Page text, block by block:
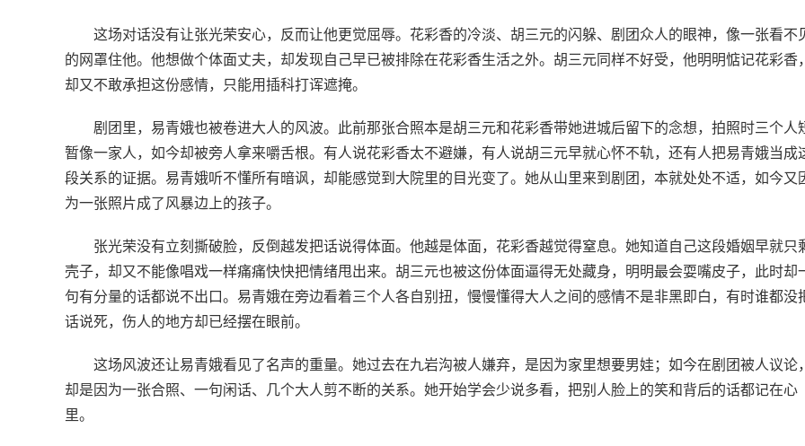
这场对话没有让张光荣安心，反而让他更觉屈辱。花彩香的冷淡、胡三元的闪躲、剧团众人的眼神，像一张看不
的网罩住他。他想做个体面丈夫，却发现自己早已被排除在花彩香生活之外。胡三元同样不好受，他明明惦记花彩香
却又不敢承担这份感情，只能用插科打诨遮掩。
剧团里，易青娥也被卷进大人的风波。此前那张合照本是胡三元和花彩香带她进城后留下的念想，拍照时三个人
暂像一家人，如今却被旁人拿来嚼舌根。有人说花彩香太不避嫌，有人说胡三元早就心怀不轨，还有人把易青娥当成
段关系的证据。易青娥听不懂所有暗讽，却能感觉到大院里的目光变了。她从山里来到剧团，本就处处不适，如今又
为一张照片成了风暴边上的孩子。
张光荣没有立刻撕破脸，反倒越发把话说得体面。他越是体面，花彩香越觉得窒息。她知道自己这段婚姻早就只
壳子，却又不能像唱戏一样痛痛快快把情绪甩出来。胡三元也被这份体面逼得无处藏身，明明最会耍嘴皮子，此时却
句有分量的话都说不出口。易青娥在旁边看着三个人各自别扭，慢慢懂得大人之间的感情不是非黑即白，有时谁都没
话说死，伤人的地方却已经摆在眼前。
这场风波还让易青娥看见了名声的重量。她过去在九岩沟被人嫌弃，是因为家里想要男娃；如今在剧团被人议论
却是因为一张合照、一句闲话、几个大人剪不断的关系。她开始学会少说多看，把别人脸上的笑和背后的话都记在心
里。